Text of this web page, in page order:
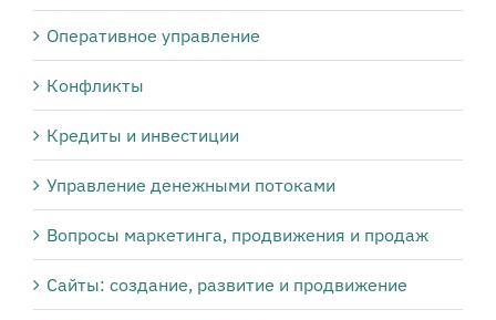
Оперативное управление
Конфликты
Кредиты и инвестиции
Управление денежными потоками
Вопросы маркетинга, продвижения и продаж
Сайты: создание, развитие и продвижение